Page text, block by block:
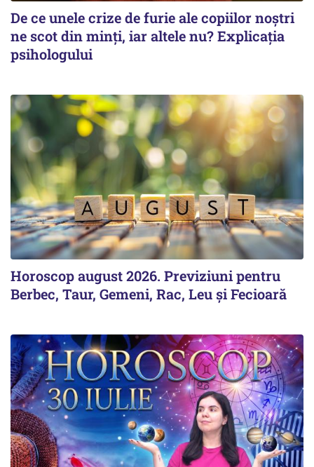
De ce unele crize de furie ale copiilor noștri
ne scot din minți, iar altele nu? Explicația
psihologului
Horoscop august 2026. Previziuni pentru
Berbec, Taur, Gemeni, Rac, Leu și Fecioară